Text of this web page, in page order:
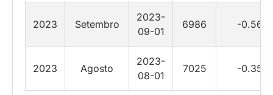
2023 Setembro
2023-
09-01
6986 -0.56
2023 Agosto
2023-
08-01
7025 -0.35